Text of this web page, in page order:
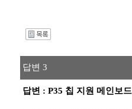
답변 3
답변 : P35 칩 지원 메인보